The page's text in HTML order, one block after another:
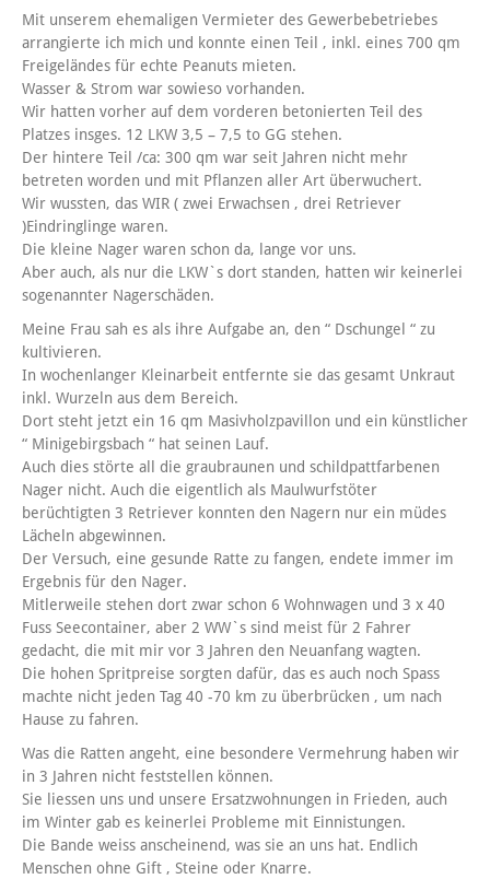
Mit unserem ehemaligen Vermieter des Gewerbebetriebes
arrangierte ich mich und konnte einen Teil , inkl. eines 700 qm
Freigeländes für echte Peanuts mieten.
Wasser & Strom war sowieso vorhanden.
Wir hatten vorher auf dem vorderen betonierten Teil des
Platzes insges. 12 LKW 3,5 – 7,5 to GG stehen.
Der hintere Teil /ca: 300 qm war seit Jahren nicht mehr
betreten worden und mit Pflanzen aller Art überwuchert.
Wir wussten, das WIR ( zwei Erwachsen , drei Retriever
)Eindringlinge waren.
Die kleine Nager waren schon da, lange vor uns.
Aber auch, als nur die LKW`s dort standen, hatten wir keinerlei
sogenannter Nagerschäden.
Meine Frau sah es als ihre Aufgabe an, den “ Dschungel “ zu
kultivieren.
In wochenlanger Kleinarbeit entfernte sie das gesamt Unkraut
inkl. Wurzeln aus dem Bereich.
Dort steht jetzt ein 16 qm Masivholzpavillon und ein künstlicher
“ Minigebirgsbach “ hat seinen Lauf.
Auch dies störte all die graubraunen und schildpattfarbenen
Nager nicht. Auch die eigentlich als Maulwurfstöter
berüchtigten 3 Retriever konnten den Nagern nur ein müdes
Lächeln abgewinnen.
Der Versuch, eine gesunde Ratte zu fangen, endete immer im
Ergebnis für den Nager.
Mitlerweile stehen dort zwar schon 6 Wohnwagen und 3 x 40
Fuss Seecontainer, aber 2 WW`s sind meist für 2 Fahrer
gedacht, die mit mir vor 3 Jahren den Neuanfang wagten.
Die hohen Spritpreise sorgten dafür, das es auch noch Spass
machte nicht jeden Tag 40 -70 km zu überbrücken , um nach
Hause zu fahren.
Was die Ratten angeht, eine besondere Vermehrung haben wir
in 3 Jahren nicht feststellen können.
Sie liessen uns und unsere Ersatzwohnungen in Frieden, auch
im Winter gab es keinerlei Probleme mit Einnistungen.
Die Bande weiss anscheinend, was sie an uns hat. Endlich
Menschen ohne Gift , Steine oder Knarre.